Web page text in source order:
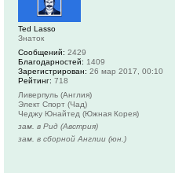
Ted Lasso
Знаток
Сообщений: 2429
Благодарностей: 1409
Зарегистрирован: 26 мар 2017, 00:10
Рейтинг: 718
Ливерпуль (Англия)
Элект Спорт (Чад)
Чеджу Юнайтед (Южная Корея)
зам. в Рид (Австрия)
зам. в сборной Англии (юн.)